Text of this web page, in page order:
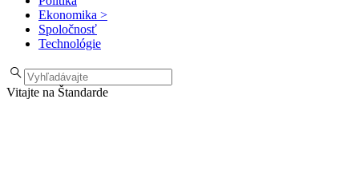
Ekonomika >
Spoločnosť
Technológie
Vitajte na Štandarde